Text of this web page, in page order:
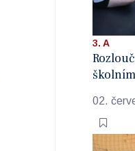
3. A
02.